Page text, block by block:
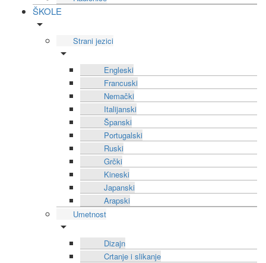
ŠKOLE
Strani jezici
Engleski
Francuski
Nemački
Italijanski
Španski
Portugalski
Ruski
Grčki
Kineski
Japanski
Arapski
Umetnost
Dizajn
Crtanje i slikanje